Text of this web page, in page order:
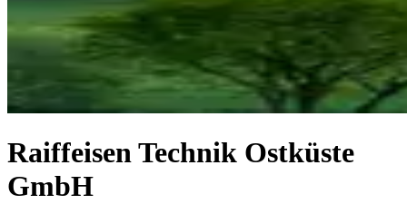
Raiffeisen Technik Ostküste
GmbH